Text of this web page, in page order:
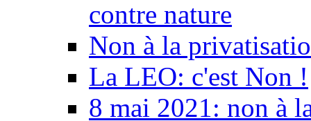
contre nature
Non à la
La LEO: c'est Non !
8 mai 2021: non à